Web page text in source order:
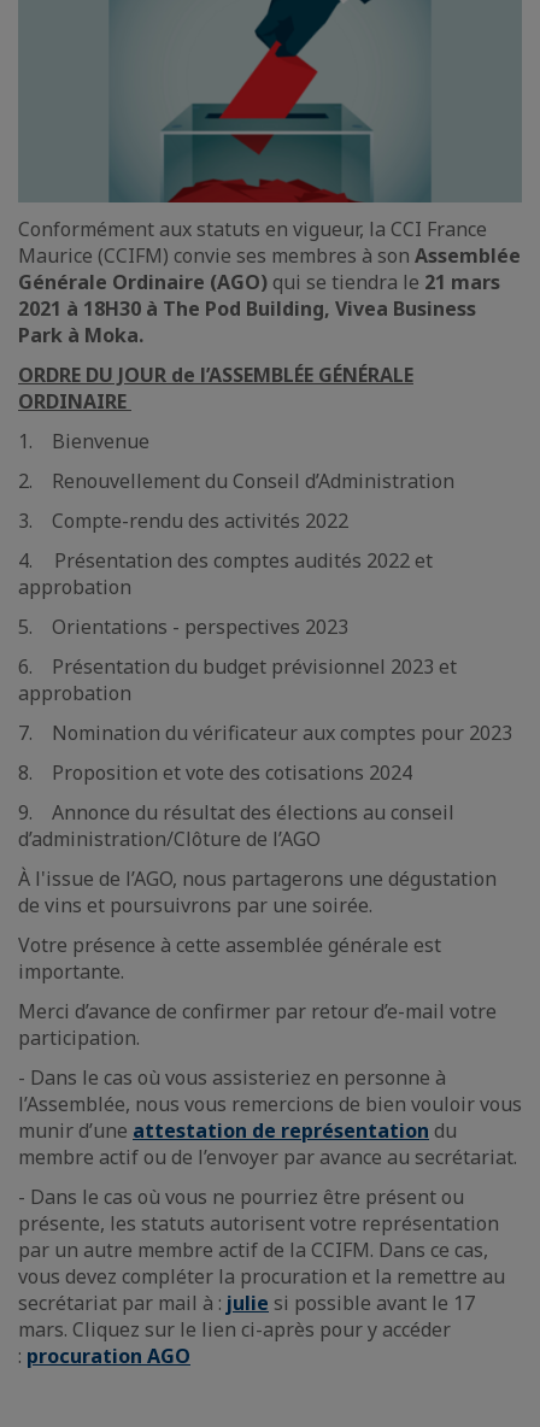
Conformément aux statuts en vigueur, la CCI France
Maurice (CCIFM) convie ses membres à son Assemblée
Générale Ordinaire (AGO) qui se tiendra le 21 mars
2021 à 18H30 à The Pod Building, Vivea Business
Park à Moka.
ORDRE DU JOUR de l’ASSEMBLÉE GÉNÉRALE
ORDINAIRE
1. Bienvenue
2. Renouvellement du Conseil d’Administration
3. Compte-rendu des activités 2022
4. Présentation des comptes audités 2022 et
approbation
5. Orientations - perspectives 2023
6. Présentation du budget prévisionnel 2023 et
approbation
7. Nomination du vérificateur aux comptes pour 2023
8. Proposition et vote des cotisations 2024
9. Annonce du résultat des élections au conseil
d’administration/Clôture de l’AGO
À l'issue de l’AGO, nous partagerons une dégustation
de vins et poursuivrons par une soirée.
Votre présence à cette assemblée générale est
importante.
Merci d’avance de confirmer par retour d’e-mail votre
participation.
- Dans le cas où vous assisteriez en personne à
l’Assemblée, nous vous remercions de bien vouloir vous
munir d’une attestation de représentation du
membre actif ou de l’envoyer par avance au secrétariat.
- Dans le cas où vous ne pourriez être présent ou
présente, les statuts autorisent votre représentation
par un autre membre actif de la CCIFM. Dans ce cas,
vous devez compléter la procuration et la remettre au
secrétariat par mail à : julie si possible avant le 17
mars. Cliquez sur le lien ci-après pour y accéder
: procuration AGO